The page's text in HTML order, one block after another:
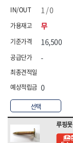
선택
무
16,500
-
0
1 / 0
루핑못